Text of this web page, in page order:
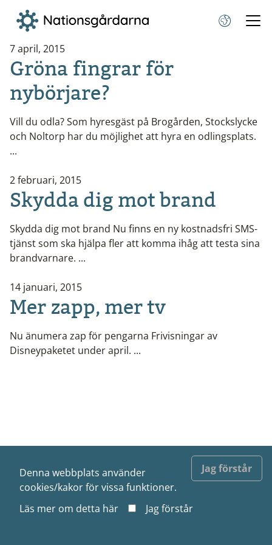
Jag förstår
Denna webbplats använder
cookies/kakor för vissa funktioner.
Läs mer om detta här Jag förstår
Gröna fingrar för
nybörjare?
7 april, 2015
Vill du odla? Som hyresgäst på Brogården, Stockslycke
och Noltorp har du möjlighet att hyra en odlingsplats.
...
Skydda dig mot brand
2 februari, 2015
Skydda dig mot brand Nu finns en ny kostnadsfri SMS-
tjänst som ska hjälpa fler att komma ihåg att testa sina
brandvarnare. ...
Mer zapp, mer tv
14 januari, 2015
Nu änumera zap för pengarna Frivisningar av
Disneypaketet under april. ...